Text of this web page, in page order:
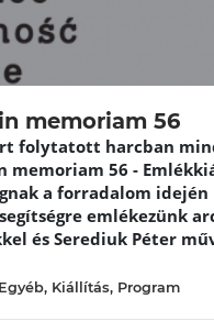
in memoriam 56
folytatott harcban
memoriam 56 -
a forradalom
emlékezünk
és Serediuk Péter
Egyéb, Kiállítás, Program